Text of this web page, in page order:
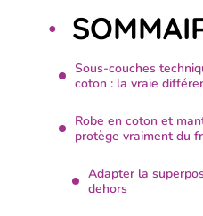
Sous-couches
coton : la vraie
Robe en coton et
protège vraiment du
Adapter la
dehors